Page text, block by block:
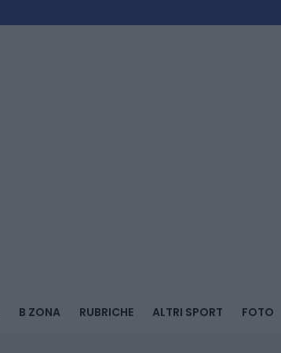
B ZONA RUBRICHE ALTRI SPORT FOTO